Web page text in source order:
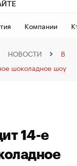
Компании
НОВОСТИ
В
шоколадное шоу
14-е